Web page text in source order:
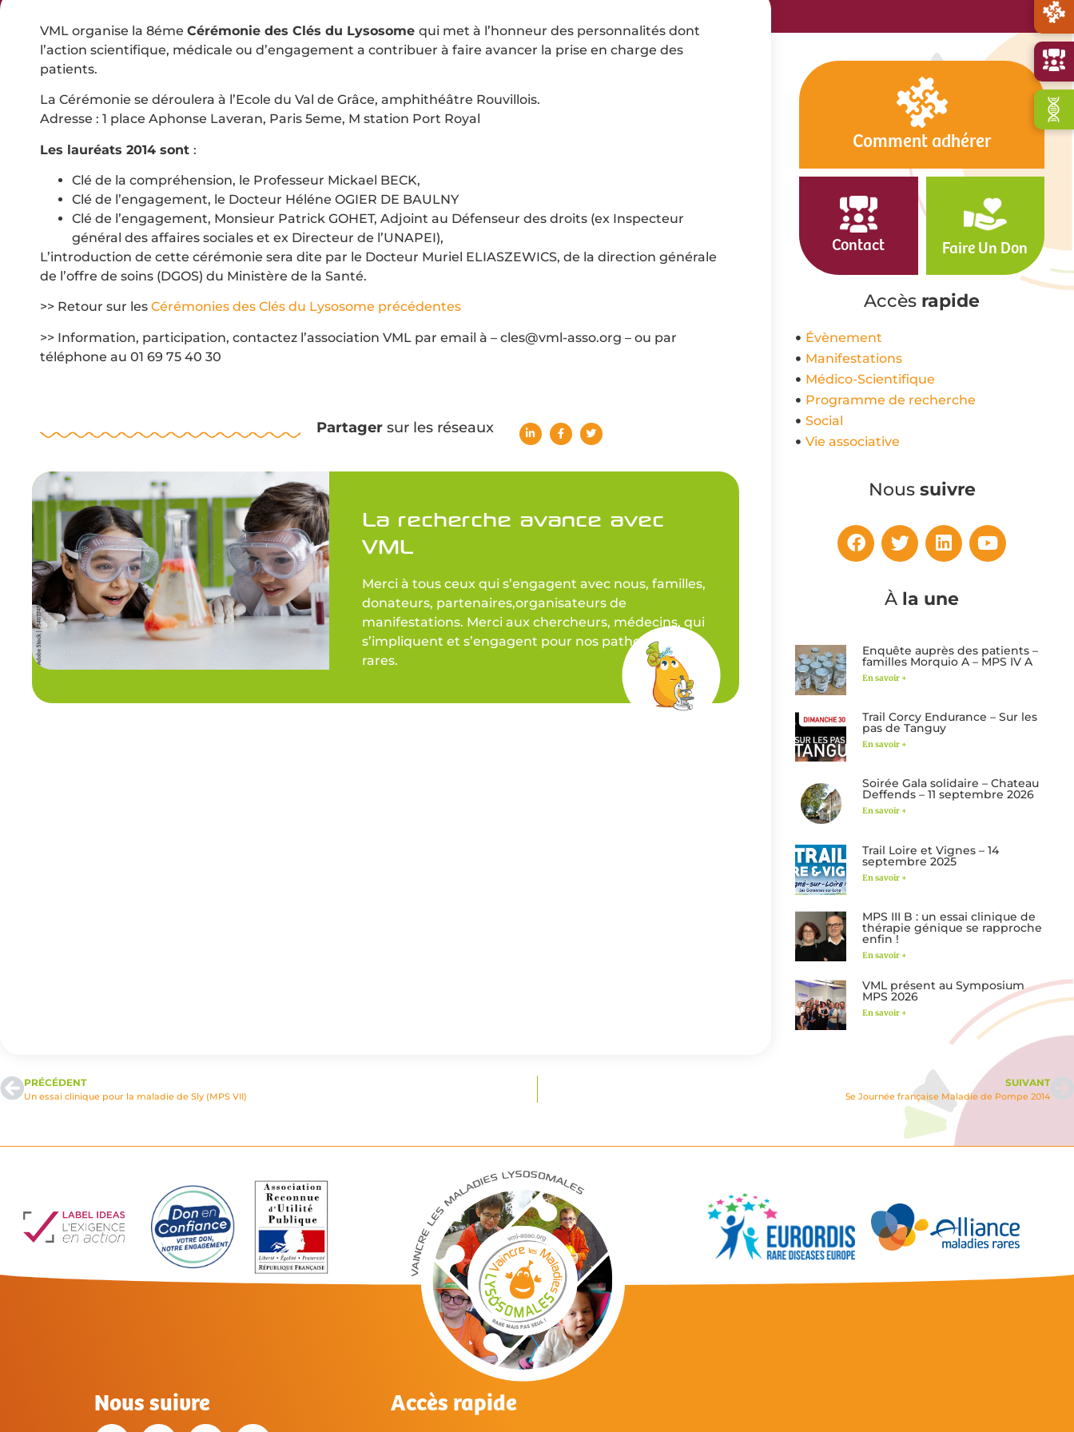
VML organise la 8éme Cérémonie des Clés du Lysosome qui met à l’honneur des personnalités dont
l’action scientifique, médicale ou d’engagement a contribuer à faire avancer la prise en charge des
patients.
La Cérémonie se déroulera à l’Ecole du Val de Grâce, amphithéâtre Rouvillois.
Adresse : 1 place Aphonse Laveran, Paris 5eme, M station Port Royal
Les lauréats 2014 sont :
Clé de la compréhension, le Professeur Mickael BECK,
Clé de l’engagement, le Docteur Héléne OGIER DE BAULNY
Clé de l’engagement, Monsieur Patrick GOHET, Adjoint au Défenseur des droits (ex Inspecteur
général des affaires sociales et ex Directeur de l’UNAPEI),
L’introduction de cette cérémonie sera dite par le Docteur Muriel ELIASZEWICS, de la direction générale
de l’offre de soins (DGOS) du Ministère de la Santé.
>> Retour sur les Cérémonies des Clés du Lysosome précédentes
>> Information, participation, contactez l’association VML par email à – cles@vml-asso.org – ou par
téléphone au 01 69 75 40 30
Partagersur les réseaux
La recherche avance avec
VML
Merci à tous ceux qui s’engagent avec nous, familles,
donateurs, partenaires,organisateurs de
manifestations. Merci aux chercheurs, médecins, qui
s’impliquent et s’engagent pour nos pathologies
rares.
Comment adhérer
Contact Faire Un Don
Accès rapide
Évènement
Manifestations
Médico-Scientifique
Programme de recherche
Social
Vie associative
Nous suivre
À la une
Enquête auprès des patients –
familles Morquio A – MPS IV A
En savoir +
Trail Corcy Endurance – Sur les
pas de Tanguy
En savoir +
Soirée Gala solidaire – Chateau
Deffends – 11 septembre 2026
En savoir +
Trail Loire et Vignes – 14
septembre 2025
En savoir +
MPS III B : un essai clinique de
thérapie génique se rapproche
enfin !
En savoir +
VML présent au Symposium
MPS 2026
En savoir +
PRÉCÉDENT
Un essai clinique pour la maladie de Sly (MPS VII)
SUIVANT
5e Journée française Maladie de Pompe 2014
Nous suivre Accès rapide